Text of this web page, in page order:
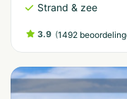
Strand & zee
3.9 (1492